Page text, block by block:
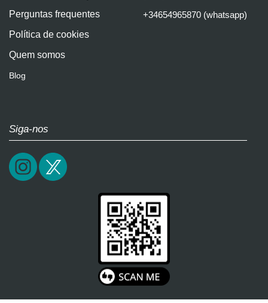
Perguntas frequentes
Política de cookies
Quem somos
Blog
+34654965870 (whatsapp)
Siga-nos